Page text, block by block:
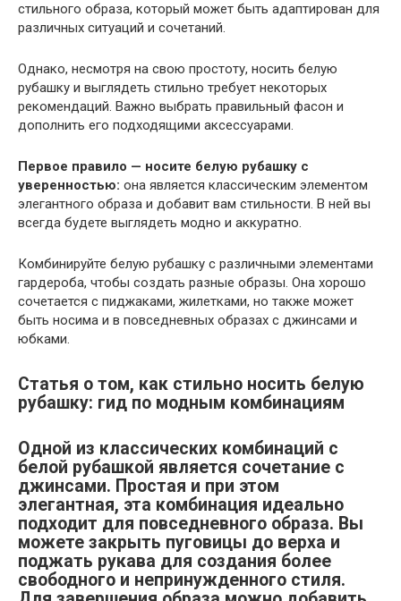
стильного образа, который может быть адаптирован для
различных ситуаций и сочетаний.
Однако, несмотря на свою простоту, носить белую
рубашку и выглядеть стильно требует некоторых
рекомендаций. Важно выбрать правильный фасон и
дополнить его подходящими аксессуарами.
Первое правило — носите белую рубашку с
уверенностью: она является классическим элементом
элегантного образа и добавит вам стильности. В ней вы
всегда будете выглядеть модно и аккуратно.
Комбинируйте белую рубашку с различными элементами
гардероба, чтобы создать разные образы. Она хорошо
сочетается с пиджаками, жилетками, но также может
быть носима и в повседневных образах с джинсами и
юбками.
Статья о том, как стильно носить белую
рубашку: гид по модным комбинациям
Одной из классических комбинаций с
белой рубашкой является сочетание с
джинсами. Простая и при этом
элегантная, эта комбинация идеально
подходит для повседневного образа. Вы
можете закрыть пуговицы до верха и
поджать рукава для создания более
свободного и непринужденного стиля.